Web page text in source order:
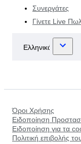
Συνεργάτες
Γίνετε Live
Όροι Χρήσης
Ειδοποίηση
Ειδοποίηση για τα
Πολιτική επιβολής